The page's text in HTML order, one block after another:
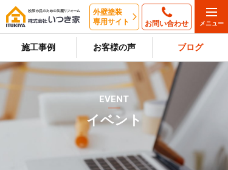
外壁塗装
専用サイト
お問い合わせ
施工事例 お客様の声 ブログ
EVENT
イベント